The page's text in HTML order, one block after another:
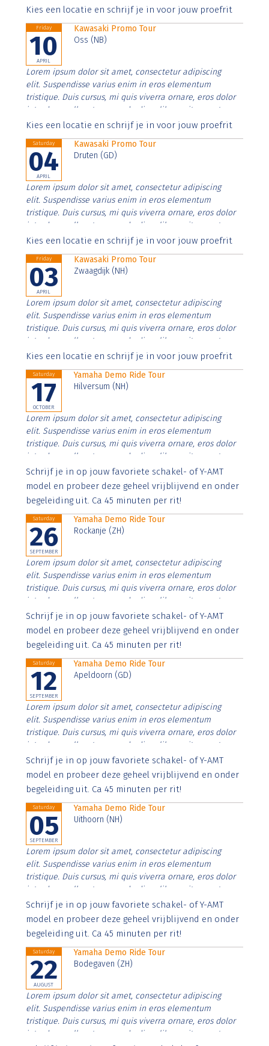
Aenean faucibus nibh et justo cursus id rutrum lorem
Kies een locatie en schrijf je in voor jouw proefrit
Friday
10
APRIL
Kawasaki Promo Tour
Oss (NB)
Lorem ipsum dolor sit amet, consectetur adipiscing
elit. Suspendisse varius enim in eros elementum
tristique. Duis cursus, mi quis viverra ornare, eros dolor
interdum nulla, ut commodo diam libero vitae erat.
Aenean faucibus nibh et justo cursus id rutrum lorem
Kies een locatie en schrijf je in voor jouw proefrit
Saturday
04
APRIL
Kawasaki Promo Tour
Druten (GD)
Lorem ipsum dolor sit amet, consectetur adipiscing
elit. Suspendisse varius enim in eros elementum
tristique. Duis cursus, mi quis viverra ornare, eros dolor
interdum nulla, ut commodo diam libero vitae erat.
Aenean faucibus nibh et justo cursus id rutrum lorem
Kies een locatie en schrijf je in voor jouw proefrit
Friday
03
APRIL
Kawasaki Promo Tour
Zwaagdijk (NH)
Lorem ipsum dolor sit amet, consectetur adipiscing
elit. Suspendisse varius enim in eros elementum
tristique. Duis cursus, mi quis viverra ornare, eros dolor
interdum nulla, ut commodo diam libero vitae erat.
Aenean faucibus nibh et justo cursus id rutrum lorem
Kies een locatie en schrijf je in voor jouw proefrit
Saturday
17
OCTOBER
Yamaha Demo Ride Tour
Hilversum (NH)
Lorem ipsum dolor sit amet, consectetur adipiscing
elit. Suspendisse varius enim in eros elementum
tristique. Duis cursus, mi quis viverra ornare, eros dolor
interdum nulla, ut commodo diam libero vitae erat.
Aenean faucibus nibh et justo cursus id rutrum lorem
imperdiet. Nunc ut sem vitae risus tristique posuere.
Schrijf je in op jouw favoriete schakel- of Y-AMT
model en probeer deze geheel vrijblijvend en onder
begeleiding uit. Ca 45 minuten per rit!
Saturday
26
SEPTEMBER
Yamaha Demo Ride Tour
Rockanje (ZH)
Lorem ipsum dolor sit amet, consectetur adipiscing
elit. Suspendisse varius enim in eros elementum
tristique. Duis cursus, mi quis viverra ornare, eros dolor
interdum nulla, ut commodo diam libero vitae erat.
Aenean faucibus nibh et justo cursus id rutrum lorem
imperdiet. Nunc ut sem vitae risus tristique posuere.
Schrijf je in op jouw favoriete schakel- of Y-AMT
model en probeer deze geheel vrijblijvend en onder
begeleiding uit. Ca 45 minuten per rit!
Saturday
12
SEPTEMBER
Yamaha Demo Ride Tour
Apeldoorn (GD)
Lorem ipsum dolor sit amet, consectetur adipiscing
elit. Suspendisse varius enim in eros elementum
tristique. Duis cursus, mi quis viverra ornare, eros dolor
interdum nulla, ut commodo diam libero vitae erat.
Aenean faucibus nibh et justo cursus id rutrum lorem
imperdiet. Nunc ut sem vitae risus tristique posuere.
Schrijf je in op jouw favoriete schakel- of Y-AMT
model en probeer deze geheel vrijblijvend en onder
begeleiding uit. Ca 45 minuten per rit!
Saturday
05
SEPTEMBER
Yamaha Demo Ride Tour
Uithoorn (NH)
Lorem ipsum dolor sit amet, consectetur adipiscing
elit. Suspendisse varius enim in eros elementum
tristique. Duis cursus, mi quis viverra ornare, eros dolor
interdum nulla, ut commodo diam libero vitae erat.
Aenean faucibus nibh et justo cursus id rutrum lorem
imperdiet. Nunc ut sem vitae risus tristique posuere.
Schrijf je in op jouw favoriete schakel- of Y-AMT
model en probeer deze geheel vrijblijvend en onder
begeleiding uit. Ca 45 minuten per rit!
Saturday
22
AUGUST
Yamaha Demo Ride Tour
Bodegaven (ZH)
Lorem ipsum dolor sit amet, consectetur adipiscing
elit. Suspendisse varius enim in eros elementum
tristique. Duis cursus, mi quis viverra ornare, eros dolor
interdum nulla, ut commodo diam libero vitae erat.